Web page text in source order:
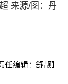
来源/图：丹
任编辑：舒靓】